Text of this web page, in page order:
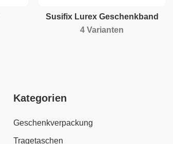
Susifix Lurex Geschenkband
4 Varianten
Kategorien
Geschenkverpackung
Tragetaschen